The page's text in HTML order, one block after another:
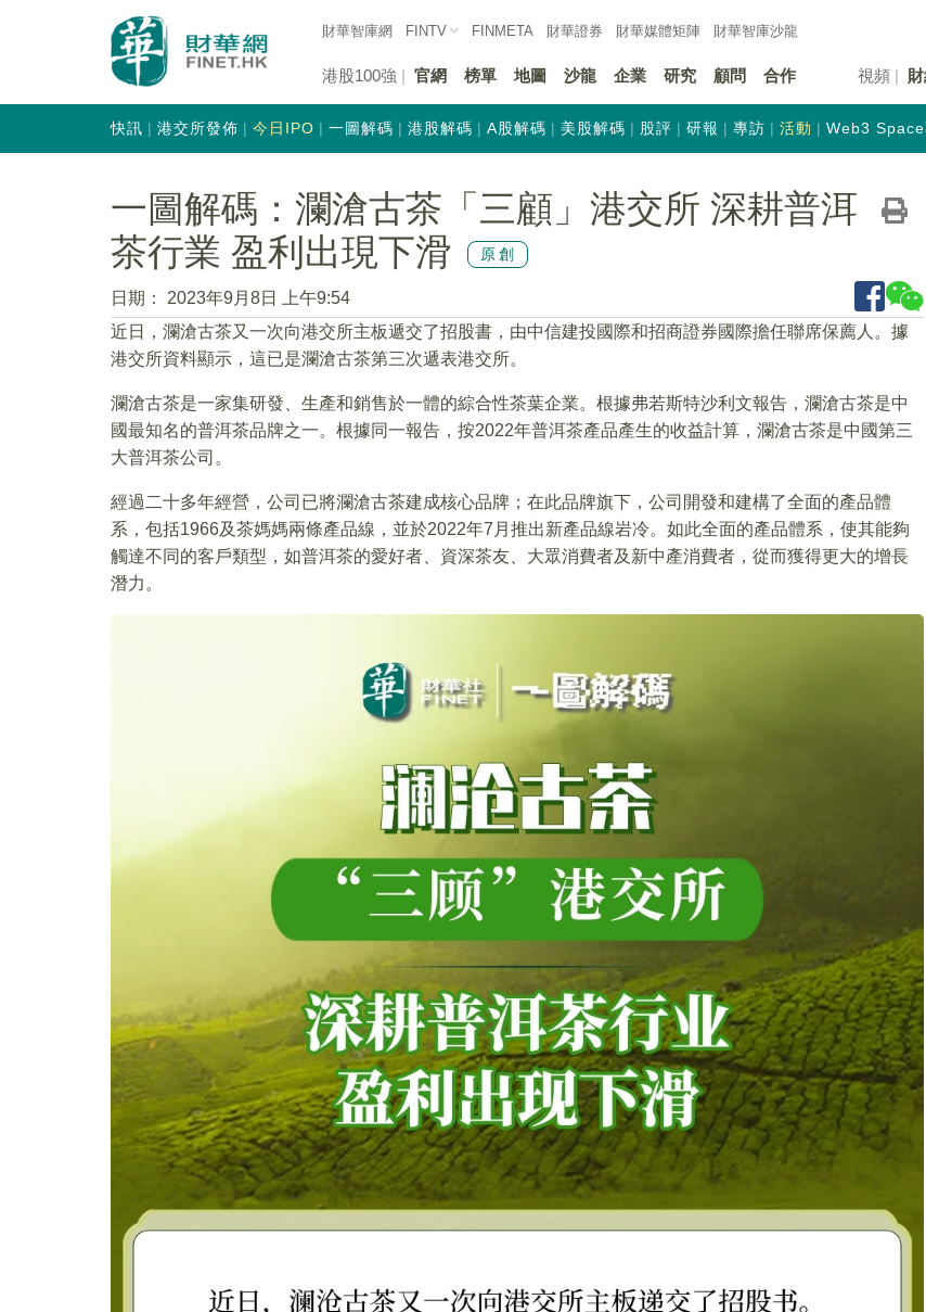
財華智庫網 FINTV FINMETA 財華證券 財華媒體矩陣 財華智庫沙龍
港股100強 官網 榜單 地圖 沙龍 企業 研究 顧問 合作 視頻
快訊 港交所發佈 今日IPO 一圖解碼 港股解碼 A股解碼 美股解碼 股評 研報 專訪 活動 Web3 Space
一圖解碼：瀾滄古茶「三顧」港交所 深耕普洱
茶行業 盈利出現下滑
原創
日期：
2023年9月8日 上午9:54
近日，瀾滄古茶又一次向港交所主板遞交了招股書，由中信建投國際和招商證券國際擔任聯席保薦人。據
港交所資料顯示，這已是瀾滄古茶第三次遞表港交所。
瀾滄古茶是一家集研發、生產和銷售於一體的綜合性茶葉企業。根據弗若斯特沙利文報告，瀾滄古茶是中
國最知名的普洱茶品牌之一。根據同一報告，按2022年普洱茶產品產生的收益計算，瀾滄古茶是中國第三
大普洱茶公司。
經過二十多年經營，公司已將瀾滄古茶建成核心品牌；在此品牌旗下，公司開發和建構了全面的產品體
系，包括1966及茶媽媽兩條產品線，並於2022年7月推出新產品線岩冷。如此全面的產品體系，使其能夠
觸達不同的客戶類型，如普洱茶的愛好者、資深茶友、大眾消費者及新中產消費者，從而獲得更大的增長
潛力。